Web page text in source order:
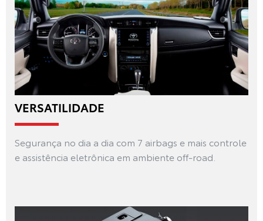
VERSATILIDADE
Segurança no dia a dia com 7 airbags e mais controle
e assistência eletrônica em ambiente off-road.